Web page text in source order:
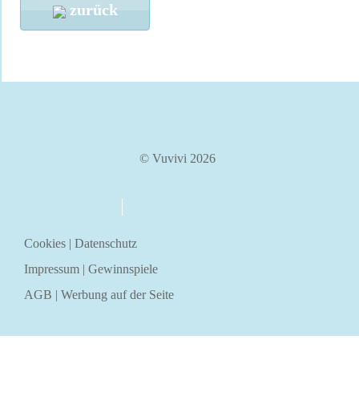
zurück
© Vuvivi 2026
Cookies | Datenschutz
Impressum | Gewinnspiele
AGB | Werbung auf der Seite